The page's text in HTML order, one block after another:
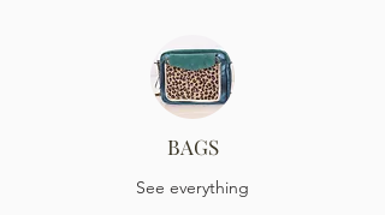
BAGS
See everything